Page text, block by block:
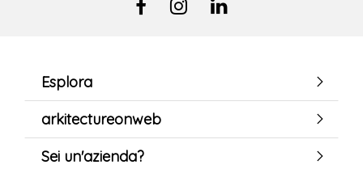
Esplora
arkitectureonweb
Sei un'azienda?